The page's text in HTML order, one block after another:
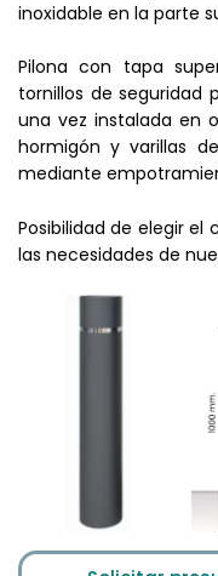
inoxidable en la parte
Pilona con tapa
tornillos de seguridad
una vez instalada en
hormigón y varillas
mediante
Posibilidad de elegir el
las necesidades de